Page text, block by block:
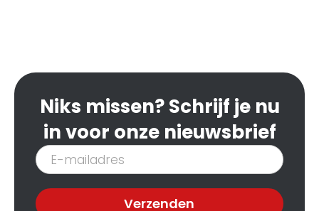
Niks missen? Schrijf je nu
in voor onze nieuwsbrief
Inschrijven
nieuwsbrief
Verzenden